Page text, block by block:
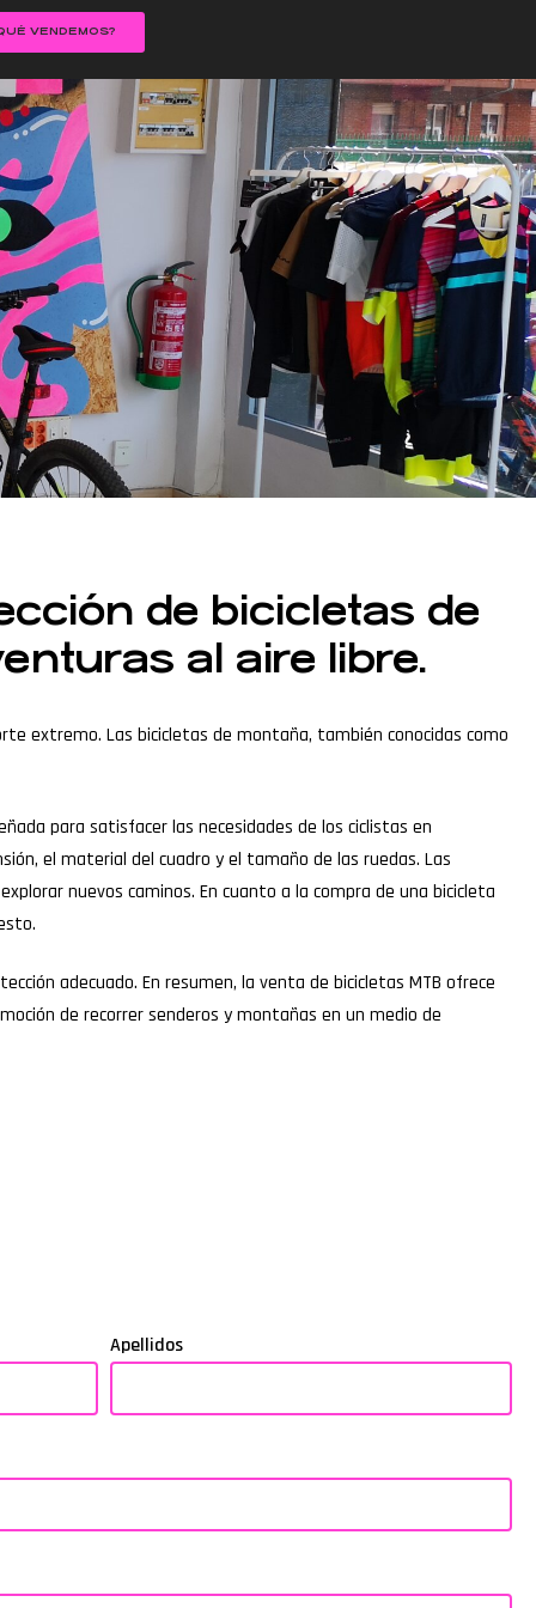
VENDEMOS?
de bicicletas de
al aire libre.
extremo. Las bicicletas de montaña, también conocidas como
para satisfacer las necesidades de los ciclistas en
el material del cuadro y el tamaño de las ruedas. Las
nuevos caminos. En cuanto a la compra de una bicicleta
adecuado. En resumen, la venta de bicicletas MTB ofrece
de recorrer senderos y montañas en un medio de
Apellidos